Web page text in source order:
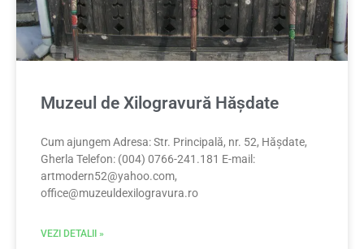
Muzeul de Xilogravură Hășdate
Cum ajungem Adresa: Str. Principală, nr. 52, Hășdate,
Gherla Telefon: (004) 0766-241.181 E-mail:
artmodern52@yahoo.com,
office@muzeuldexilogravura.ro
VEZI DETALII »